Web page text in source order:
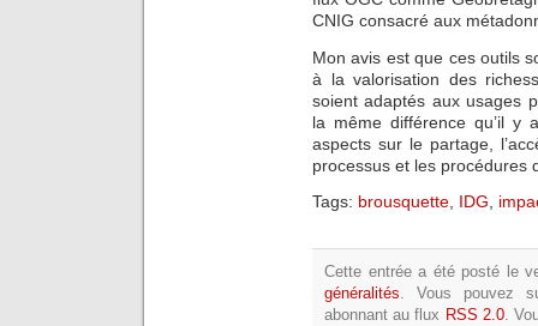
CNIG consacré aux
Mon avis est que ces outils
à la valorisation des
soient adaptés aux usages
la même différence qu’il
aspects sur le partage,
processus et les procédures
Tags: brousquette, IDG,
Cette entrée a été posté le
généralités. Vous pouvez
abonnant au flux RSS 2.0.